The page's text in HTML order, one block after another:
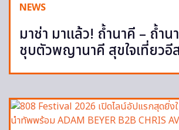
NEWS
มาช่า มาแล้ว! ถ้ำนาคี – ถ้ำน
ชุบตัวพญานาคี สุขใจเที่ยวอี